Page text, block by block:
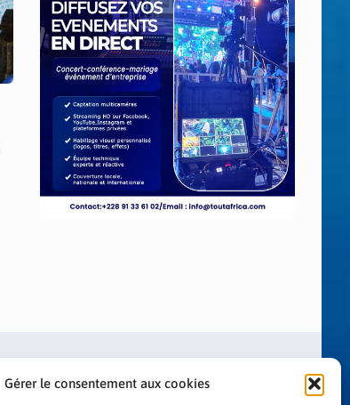
Gérer le consentement aux cookies